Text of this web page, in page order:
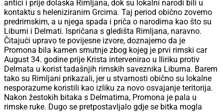
antici i prije dolaska Rimljana, dok su lokalni narodi bili u
kontaktu s heleniziranim Grcima. Taj period obično zovemo
predrimskim, a u njega spada i priča o narodima kao što su
Liburni i Delmati. Ispričana s gledišta Rimljana, naravno.
Čitajući upravo te povijesne izvore, doznajemo da je
Promona bila kamen smutnje zbog kojeg je prvi rimski car
August 34. godine prije Krista intervenirao u Iliriku protiv
Delmata u korist tadašnjih rimskih saveznika Liburna. Barem
tako su Rimljani prikazali, jer u stvarnosti obično su lokalne
nesporazume koristili kao izliku za novo osvajanje teritorija.
Nakon žestokih bitaka s Delmatima, Promona je pala u
rimske ruke. Dugo se pretpostavljalo gdje se bitka mogla